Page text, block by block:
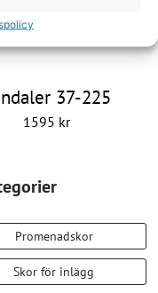
37-225
1595 kr
Promenadskor
Skor för inlägg